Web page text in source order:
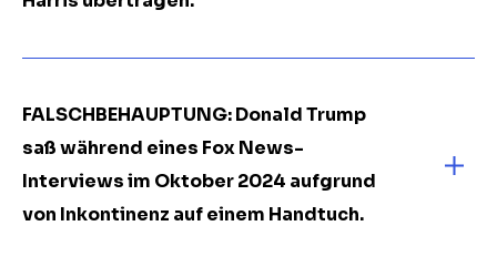
FALSCHBEHAUPTUNG: Donald Trump
saß während eines Fox News-
Interviews im Oktober 2024 aufgrund
von Inkontinenz auf einem Handtuch.